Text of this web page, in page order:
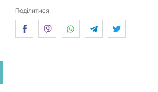
Поділитися: